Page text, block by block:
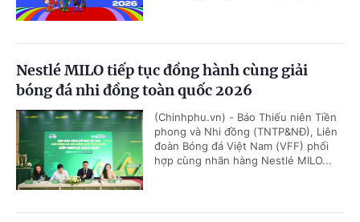
Nestlé MILO tiếp tục đồng hành cùng giải
bóng đá nhi đồng toàn quốc 2026
(Chinhphu.vn) - Báo Thiếu niên Tiền
phong và Nhi đồng (TNTP&NĐ), Liên
đoàn Bóng đá Việt Nam (VFF) phối
hợp cùng nhãn hàng Nestlé MILO...